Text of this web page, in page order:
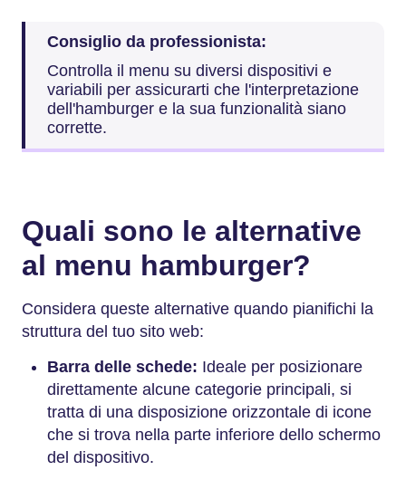
Consiglio da professionista:
Controlla il menu su diversi dispositivi e
variabili per assicurarti che l'interpretazione
dell'hamburger e la sua funzionalità siano
corrette.
Quali sono le alternative
al menu hamburger?
Considera queste alternative quando pianifichi la
struttura del tuo sito web:
Barra delle schede: Ideale per posizionare
direttamente alcune categorie principali, si
tratta di una disposizione orizzontale di icone
che si trova nella parte inferiore dello schermo
del dispositivo.